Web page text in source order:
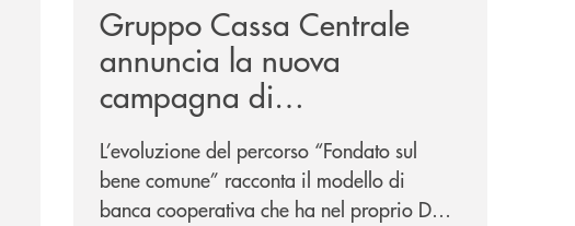
Gruppo Cassa Centrale
annuncia la nuova
campagna di
comunicazione
nazionale: “Oggi si dice
ESG. Per noi è fare la cosa
L’evoluzione del percorso “Fondato sul
bene comune” racconta il modello di
banca cooperativa che ha nel proprio DNA